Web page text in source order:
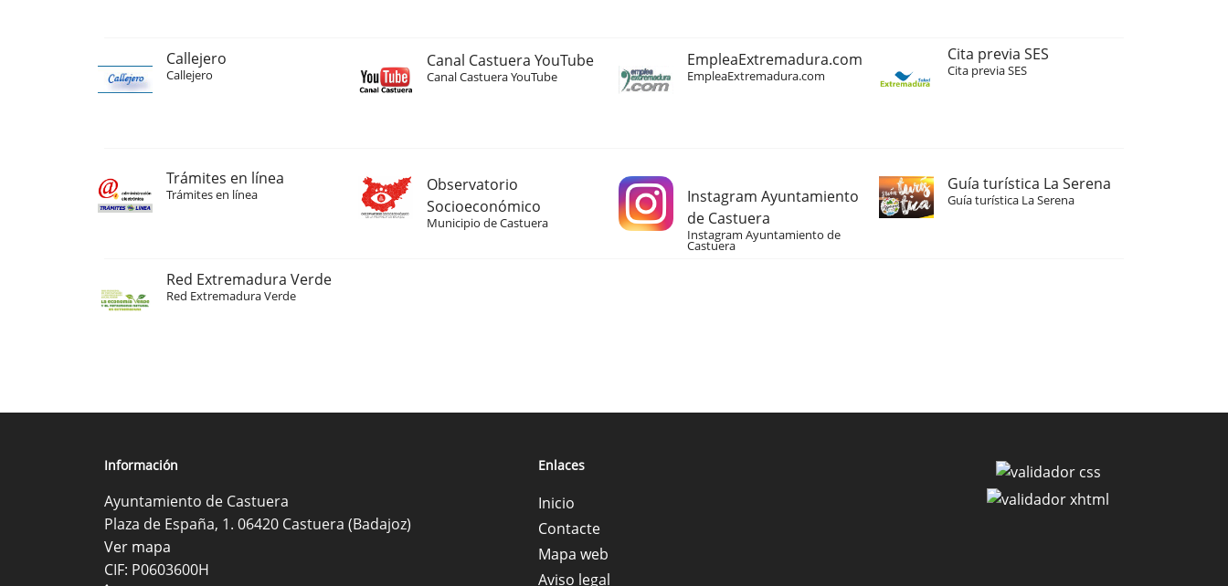
Callejero
Callejero
Canal Castuera YouTube
Canal Castuera YouTube
EmpleaExtremadura.com
EmpleaExtremadura.com
Cita previa SES
Cita previa SES
Trámites en línea
Trámites en línea
Observatorio
Socioeconómico
Municipio de Castuera
Instagram Ayuntamiento
de Castuera
Instagram Ayuntamiento de
Castuera
Guía turística La Serena
Guía turística La Serena
Red Extremadura Verde
Red Extremadura Verde
Información
Ayuntamiento de Castuera
Plaza de España, 1. 06420 Castuera (Badajoz)
Ver mapa
CIF: P0603600H
Enlaces
Inicio
Contacte
Mapa web
Aviso legal